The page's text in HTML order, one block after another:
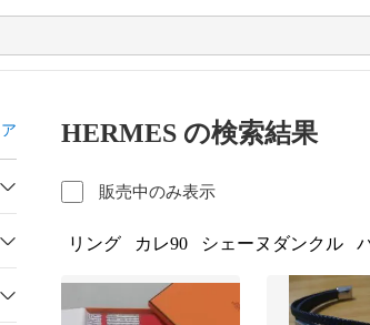
HERMES の検索結果
販売中のみ表示
リング カレ90 シェーヌダンクル